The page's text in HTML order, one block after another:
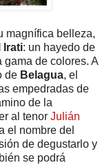
magnífica belleza,
Irati: un hayedo de
de colores. A
de Belagua, el
empedradas de
de la
al tenor Julián
el nombre del
de degustarlo y
se podrá